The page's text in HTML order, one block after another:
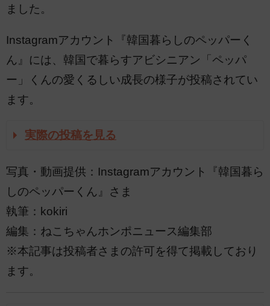
ました。
Instagramアカウント『韓国暮らしのペッパーく
ん』には、韓国で暮らすアビシニアン「ペッパ
ー」くんの愛くるしい成長の様子が投稿されてい
ます。
実際の投稿を見る
写真・動画提供：Instagramアカウント『韓国暮ら
しのペッパーくん』さま
執筆：kokiri
編集：ねこちゃんホンポニュース編集部
※本記事は投稿者さまの許可を得て掲載しており
ます。